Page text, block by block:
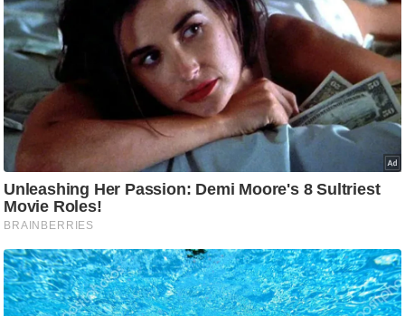
/
फै
श
न
घ
रे
नु
स्खे
र्य
ट
न